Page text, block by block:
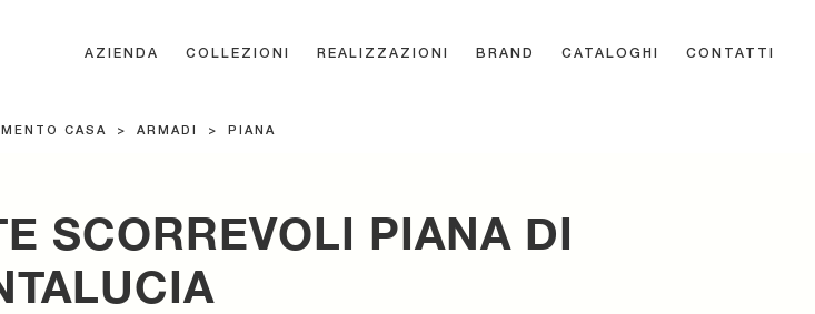
AZIENDA COLLEZIONI REALIZZAZIONI BRAND CATALOGHI CONTATTI
CASA > ARMADI > PIANA
SCORREVOLI PIANA DI